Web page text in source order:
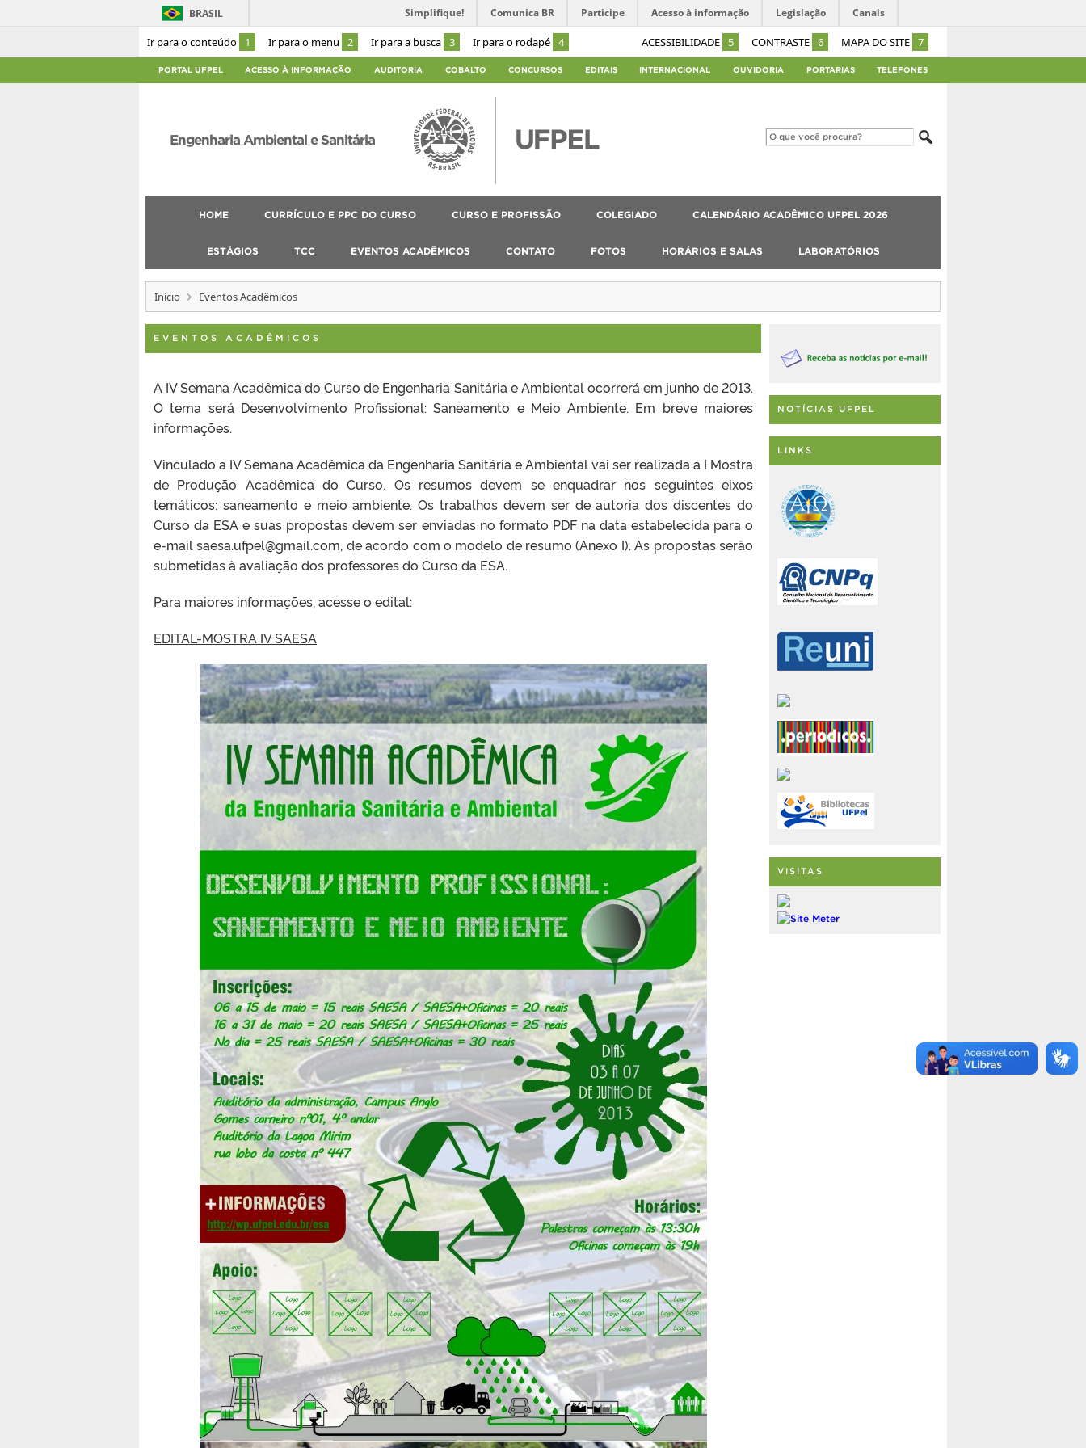
Ir para o conteúdo 1 Ir para o menu 2 Ir para a busca 3 Ir para o rodapé 4 ACESSIBILIDADE 5 CONTRASTE 6 MAPA DO SITE 7
BRASIL Simplifique! Comunica BR Participe Acesso à informação Legislação Canais
PORTAL UFPEL ACESSO À INFORMAÇÃO AUDITORIA COBALTO CONCURSOS EDITAIS INTERNACIONAL OUVIDORIA PORTARIAS TELEFONES
Engenharia Ambiental e Sanitária
HOME CURRÍCULO E PPC DO CURSO CURSO E PROFISSÃO COLEGIADO CALENDÁRIO ACADÊMICO UFPEL 2026
ESTÁGIOS TCC EVENTOS ACADÊMICOS CONTATO FOTOS HORÁRIOS E SALAS LABORATÓRIOS
Início Eventos Acadêmicos
EVENTOS ACADÊMICOS
A IV Semana Acadêmica do Curso de Engenharia Sanitária e Ambiental ocorrerá em junho de 2013.
O tema será Desenvolvimento Profissional: Saneamento e Meio Ambiente. Em breve maiores
informações.
Vinculado a IV Semana Acadêmica da Engenharia Sanitária e Ambiental vai ser realizada a I Mostra
de Produção Acadêmica do Curso. Os resumos devem se enquadrar nos seguintes eixos
temáticos: saneamento e meio ambiente. Os trabalhos devem ser de autoria dos discentes do
Curso da ESA e suas propostas devem ser enviadas no formato PDF na data estabelecida para o
e-mail saesa.ufpel@gmail.com, de acordo com o modelo de resumo (Anexo I). As propostas serão
submetidas à avaliação dos professores do Curso da ESA.
Para maiores informações, acesse o edital:
EDITAL-MOSTRA IV SAESA
NOTÍCIAS UFPEL
LINKS
VISITAS